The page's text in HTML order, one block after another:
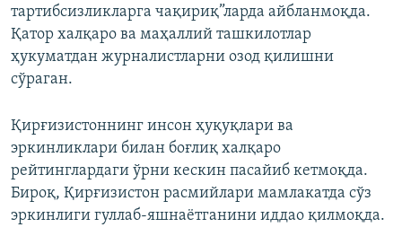
тартибсизликларга чақириқ”ларда айбланмоқда.
Қатор халқаро ва маҳаллий ташкилотлар
ҳукуматдан журналистларни озод қилишни
сўраган.
Қирғизистоннинг инсон ҳуқуқлари ва
эркинликлари билан боғлиқ халқаро
рейтинглардаги ўрни кескин пасайиб кетмоқда.
Бироқ, Қирғизистон расмийлари мамлакатда сўз
эркинлиги гуллаб-яшнаётганини иддао қилмоқда.